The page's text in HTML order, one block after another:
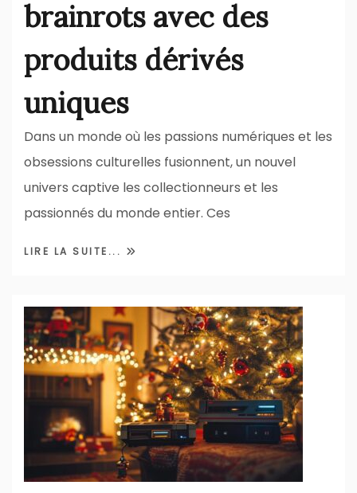
brainrots avec des
produits dérivés
uniques
Dans un monde où les passions numériques et les
obsessions culturelles fusionnent, un nouvel
univers captive les collectionneurs et les
passionnés du monde entier. Ces
LIRE LA SUITE...